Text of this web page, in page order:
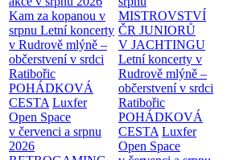
Kam za kopanou v
srpnu Letní koncerty
v Rudrově mlýně –
občerstvení v srdci
Ratibořic
POHÁDKOVÁ
CESTA Luxfer
Open Space
v červenci a srpnu
2026
MISTROVSTVÍ
ČR JUNIORŮ
V JACHTINGU
Letní koncerty v
Rudrově mlýně –
občerstvení v srdci
Ratibořic
POHÁDKOVÁ
CESTA Luxfer
Open Space